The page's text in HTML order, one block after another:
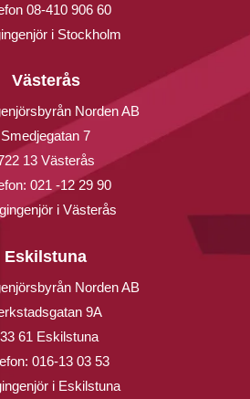
08-410 906 60
i Stockholm
Västerås
Norden AB
Smedjegatan 7
13 Västerås
021 -12 29 90
i Västerås
Eskilstuna
Norden AB
9A
61 Eskilstuna
016-13 03 53
i Eskilstuna